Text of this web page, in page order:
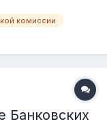
Банк" вошел в
я досрочно
комиссии
Банковских